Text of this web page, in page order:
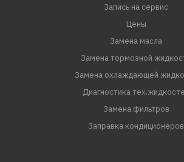
Запись на сервис
Цены
Замена масла
Замена тормозной
Замена охлаждающей
Диагностика
Замена фильтров
Заправка кондиционеров